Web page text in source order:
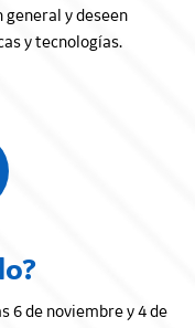
y deseen
y tecnologías.
6 de noviembre y 4 de